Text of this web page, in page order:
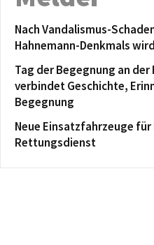
Nach Vandalismus-
Hahnemann-Denkmals
Tag der Begegnung an
verbindet Geschichte,
Begegnung
Neue Einsatzfahrzeuge
Rettungsdienst